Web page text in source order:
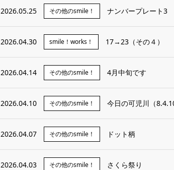
2026.05.25 その他のsmile！ ナンバープレート3
2026.04.30 smile！works！ 17→23（その４）
2026.04.14 その他のsmile！ 4月中旬です
2026.04.10 その他のsmile！ 今日の可児川（8.4.10
2026.04.07 その他のsmile！ ドット柄
2026.04.03 その他のsmile！ さくら祭り